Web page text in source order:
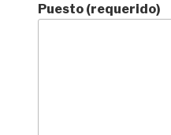
Puesto (requerido)